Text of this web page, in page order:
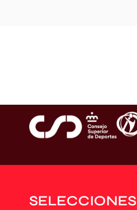
SELECCIONES